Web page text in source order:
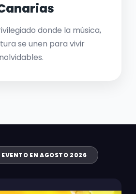
donde la música,
se unen para vivir
EN AGOSTO 2026